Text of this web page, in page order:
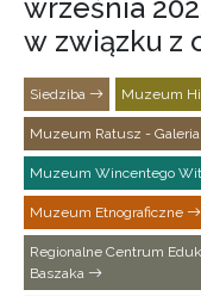
września
w związku z
Siedziba Muzeum
Muzeum Ratusz -
Muzeum Wincentego
Muzeum Etnograficzne
Regionalne Centrum
Baszaka